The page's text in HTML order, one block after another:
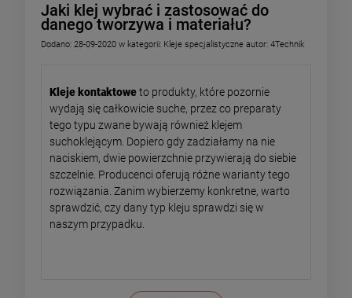
Jaki klej wybrać i zastosować do
danego tworzywa i materiału?
Dodano: 28-09-2020 w kategorii: Kleje specjalistyczne autor: 4Technik
Kleje kontaktoweto produkty, które pozornie
wydają się całkowicie suche, przez co preparaty
tego typu zwane bywają również klejem
suchoklejącym. Dopiero gdy zadziałamy na nie
naciskiem, dwie powierzchnie przywierają do siebie
szczelnie. Producenci oferują różne warianty tego
rozwiązania. Zanim wybierzemy konkretne, warto
sprawdzić, czy dany typ kleju sprawdzi się w
naszym przypadku.